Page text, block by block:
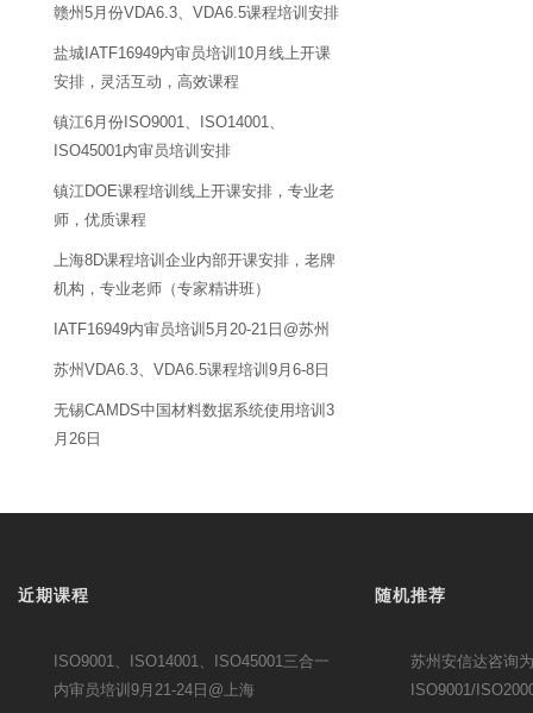
赣州5月份VDA6.3、VDA6.5课程培训安排
盐城IATF16949内审员培训10月线上开课
安排，灵活互动，高效课程
镇江6月份ISO9001、ISO14001、
ISO45001内审员培训安排
镇江DOE课程培训线上开课安排，专业老
师，优质课程
上海8D课程培训企业内部开课安排，老牌
机构，专业老师（专家精讲班）
IATF16949内审员培训5月20-21日@苏州
苏州VDA6.3、VDA6.5课程培训9月6-8日
无锡CAMDS中国材料数据系统使用培训3
月26日
近期课程
ISO9001、ISO14001、ISO45001三合一
内审员培训9月21-24日@上海
随机推荐
苏州安信达咨询
ISO9001/